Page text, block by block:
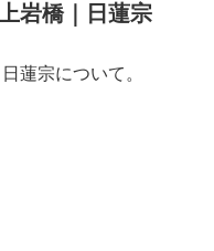
岩橋｜日蓮宗
蓮宗について。